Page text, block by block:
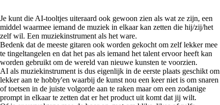
Je kunt die AI-tooltjes uiteraard ook gewoon zien als wat ze zijn, een
middel waarmee iemand de muziek in elkaar kan zetten die hij/zij/het
zelf wil. Een muziekinstrument als het ware.
Bedenk dat de meeste gitaren ook worden gekocht om zelf lekker mee
te tingeltangelen en dat het pas als iemand het talent ervoor heeft kan
worden gebruikt om de wereld van nieuwe kunsten te voorzien.
AI als muziekinstrument is dus eigenlijk in de eerste plaats geschikt om
lekker aan te hobby'en waarbij de kunst nou een keer niet is om snaren
of toetsen in de juiste volgorde aan te raken maar om een zodanige
prompt in elkaar te zetten dat er het product uit komt dat jij wilt.